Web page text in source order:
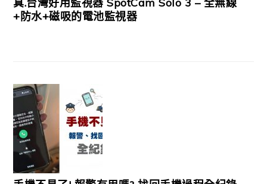
真.台灣好用監視器 SpotCam Solo 3 – 全無線
+防水+磁吸的電池監視器